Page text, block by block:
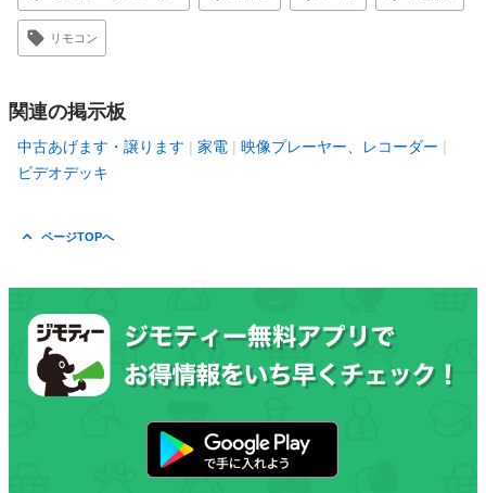
リモコン
関連の掲示板
中古あげます・譲ります 家電
映像プレーヤー、レコーダー
ビデオデッキ
ページTOPへ